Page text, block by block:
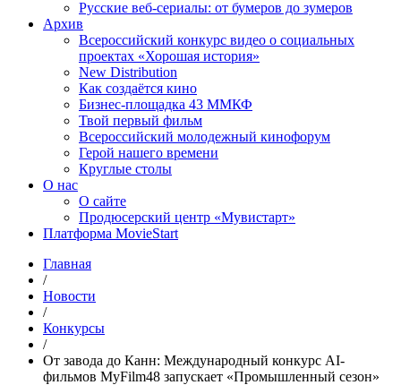
Русские веб-сериалы: от бумеров до зумеров
Архив
Всероссийский конкурс видео о социальных
проектах «Хорошая история»
New Distribution
Как создаётся кино
Бизнес-площадка 43 ММКФ
Твой первый фильм
Всероссийский молодежный кинофорум
Герой нашего времени
Круглые столы
О нас
О сайте
Продюсерский центр «Мувистарт»
Платформа MovieStart
Главная
/
Новости
/
Конкурсы
/
От завода до Канн: Международный конкурс AI-
фильмов MyFilm48 запускает «Промышленный сезон»